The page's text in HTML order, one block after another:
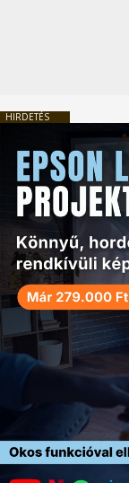
HIRDETÉS